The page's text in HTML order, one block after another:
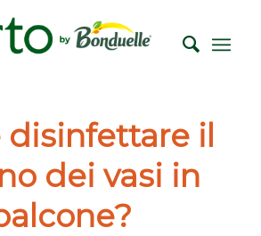
disinfettare il
dei vasi in